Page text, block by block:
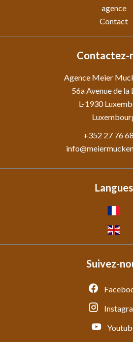
agence
Contact
Contactez-
Agence Meier
56a Avenue de la
L-1930
+352 27 76
Langues
Suivez-